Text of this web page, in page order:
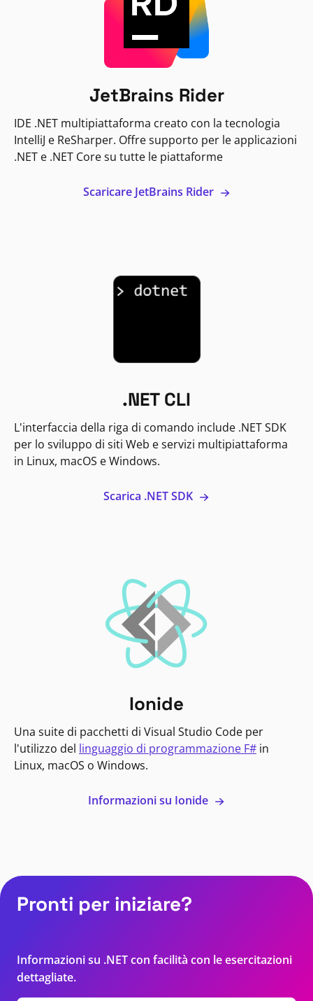
JetBrains Rider
IDE .NET multipiattaforma creato con la tecnologia
IntelliJ e ReSharper. Offre supporto per le applicazioni
.NET e .NET Core su tutte le piattaforme
Scaricare JetBrains Rider
.NET CLI
L'interfaccia della riga di comando include .NET SDK
per lo sviluppo di siti Web e servizi multipiattaforma
in Linux, macOS e Windows.
Scarica .NET SDK
Ionide
Una suite di pacchetti di Visual Studio Code per
l'utilizzo del linguaggio di programmazione F# in
Linux, macOS o Windows.
Informazioni su Ionide
Pronti per iniziare?
Informazioni su .NET con facilità con le esercitazioni
dettagliate.